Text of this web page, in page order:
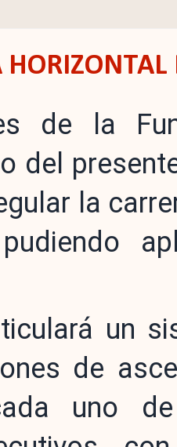
de la
del
la
un
de
uno